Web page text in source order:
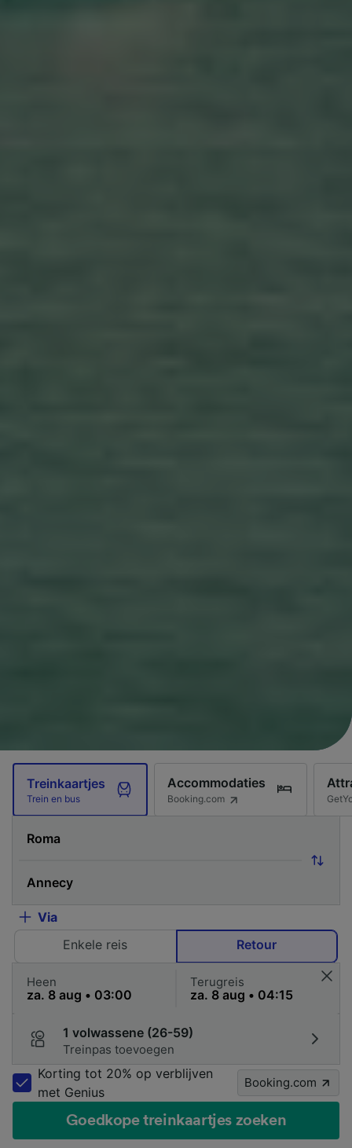
Treinkaartjes
Trein en bus
Accommodaties
Booking.com
Via
Enkele reis
Retour
Heen Terugreis
1 volwassene (26-59)
Treinpas toevoegen
Korting tot 20% op verblijven
met Genius
Booking.com
Goedkope treinkaartjes zoeken